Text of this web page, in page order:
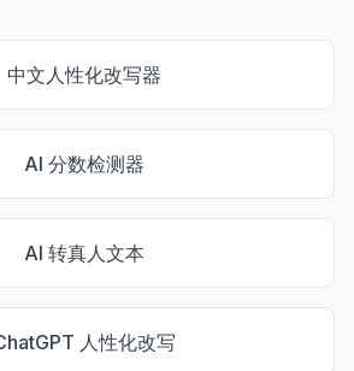
中文人性化改写器
AI 分数检测器
AI 转真人文本
人性化改写